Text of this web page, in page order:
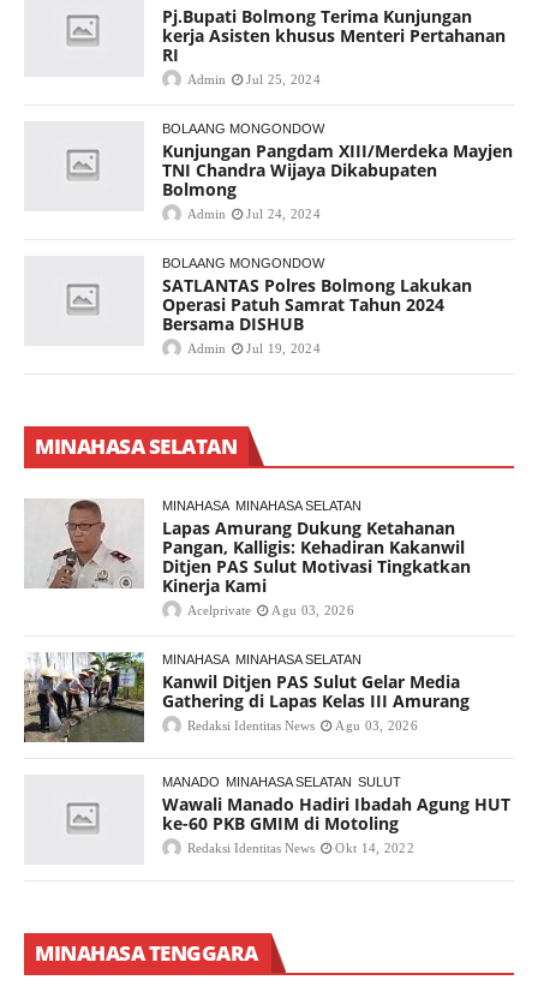
Pj.Bupati Bolmong Terima Kunjungan
kerja Asisten khusus Menteri Pertahanan
RI
Admin Jul 25, 2024
BOLAANG MONGONDOW
Kunjungan Pangdam XIII/Merdeka Mayjen
TNI Chandra Wijaya Dikabupaten
Bolmong
Admin Jul 24, 2024
BOLAANG MONGONDOW
SATLANTAS Polres Bolmong Lakukan
Operasi Patuh Samrat Tahun 2024
Bersama DISHUB
Admin Jul 19, 2024
MINAHASA SELATAN
MINAHASA MINAHASA SELATAN
Lapas Amurang Dukung Ketahanan
Pangan, Kalligis: Kehadiran Kakanwil
Ditjen PAS Sulut Motivasi Tingkatkan
Kinerja Kami
Acelprivate Agu 03, 2026
MINAHASA MINAHASA SELATAN
Kanwil Ditjen PAS Sulut Gelar Media
Gathering di Lapas Kelas III Amurang
Redaksi Identitas News Agu 03, 2026
MANADO MINAHASA SELATAN SULUT
Wawali Manado Hadiri Ibadah Agung HUT
ke-60 PKB GMIM di Motoling
Redaksi Identitas News Okt 14, 2022
MINAHASA TENGGARA